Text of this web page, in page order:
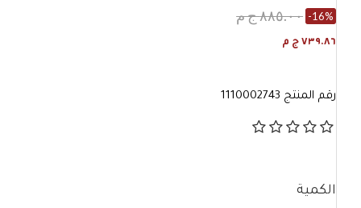
٨٨٥.٠٠ ج م -16%
٧٣٩.٨٦ ج م
رقم المنتج 1110002743
الكمية